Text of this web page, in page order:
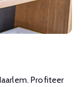
Profiteer